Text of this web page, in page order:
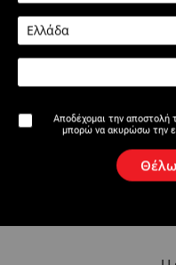
Email
Προσθήκη
Αποδέχομαι την αποστολή
μπορώ να ακυρώσω την